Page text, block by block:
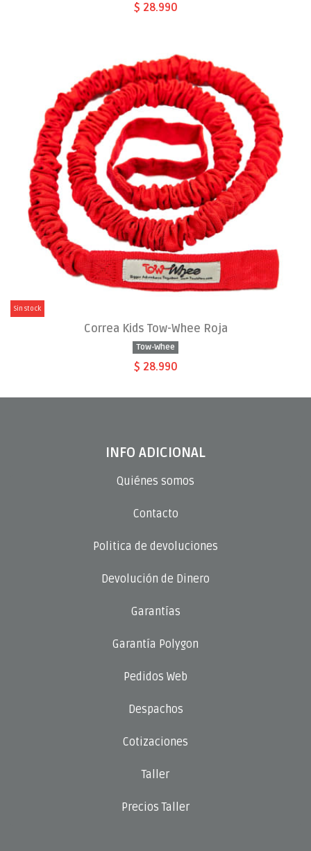
$ 28.990
Sin stock
Correa Kids Tow-Whee Roja
Tow-Whee
$ 28.990
INFO ADICIONAL
Quiénes somos
Contacto
Politica de devoluciones
Devolución de Dinero
Garantías
Garantía Polygon
Pedidos Web
Despachos
Cotizaciones
Taller
Precios Taller